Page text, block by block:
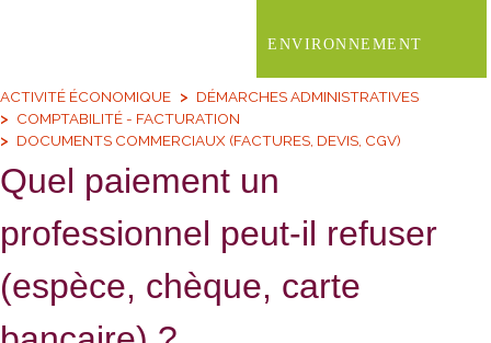
ENVIRONNEMENT
ACTIVITÉ ÉCONOMIQUE
DÉMARCHES ADMINISTRATIVES
COMPTABILITÉ - FACTURATION
DOCUMENTS COMMERCIAUX (FACTURES, DEVIS, CGV)
Quel paiement un
professionnel peut-il refuser
(espèce, chèque, carte